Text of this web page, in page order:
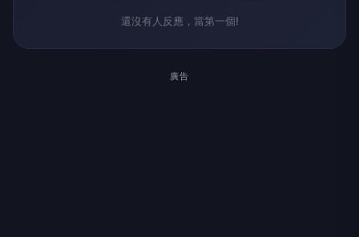
還沒有人反應，當第一個!
廣告